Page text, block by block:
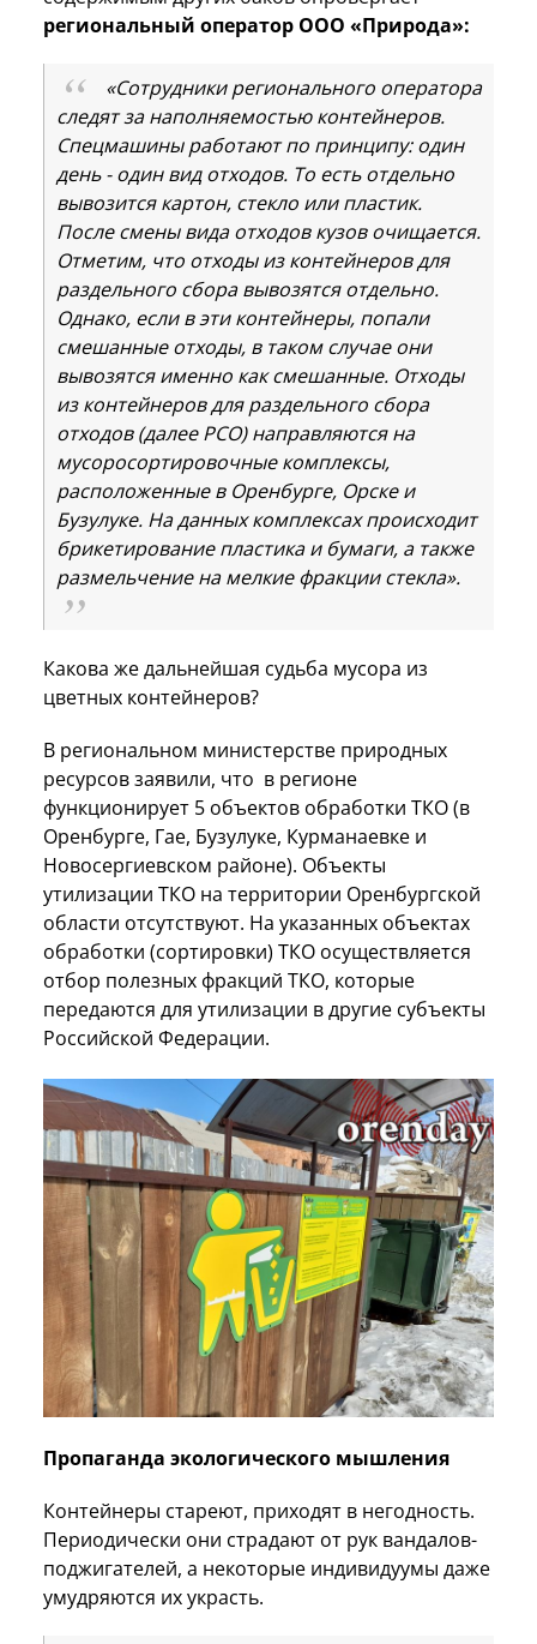
региональный оператор ООО «Природа»:
«Сотрудники регионального оператора
следят за наполняемостью контейнеров.
Спецмашины работают по принципу: один
день - один вид отходов. То есть отдельно
вывозится картон, стекло или пластик.
После смены вида отходов кузов очищается.
Отметим, что отходы из контейнеров для
раздельного сбора вывозятся отдельно.
Однако, если в эти контейнеры, попали
смешанные отходы, в таком случае они
вывозятся именно как смешанные. Отходы
из контейнеров для раздельного сбора
отходов (далее РСО) направляются на
мусоросортировочные комплексы,
расположенные в Оренбурге, Орске и
Бузулуке. На данных комплексах происходит
брикетирование пластика и бумаги, а также
размельчение на мелкие фракции стекла».
Какова же дальнейшая судьба мусора из
цветных контейнеров?
В региональном министерстве природных
ресурсов заявили, что в регионе
функционирует 5 объектов обработки ТКО (в
Оренбурге, Гае, Бузулуке, Курманаевке и
Новосергиевском районе). Объекты
утилизации ТКО на территории Оренбургской
области отсутствуют. На указанных объектах
обработки (сортировки) ТКО осуществляется
отбор полезных фракций ТКО, которые
передаются для утилизации в другие субъекты
Российской Федерации.
Пропаганда экологического мышления
Контейнеры стареют, приходят в негодность.
Периодически они страдают от рук вандалов-
поджигателей, а некоторые индивидуумы даже
умудряются их украсть.